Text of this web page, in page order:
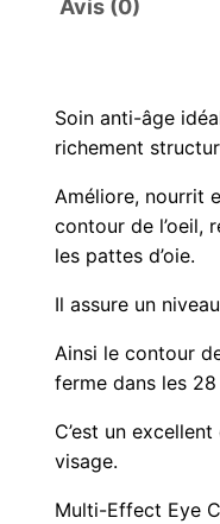
Avis (0)
Soin anti-âge
richement
Améliore, nourrit
contour de l’oeil,
les pattes d’oie.
Il assure un
Ainsi le contour
ferme dans les
C’est un
visage.
Multi-Effect Eye